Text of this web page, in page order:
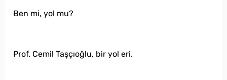
Ben mi, yol mu?
Prof. Cemil Taşçıoğlu, bir yol eri.